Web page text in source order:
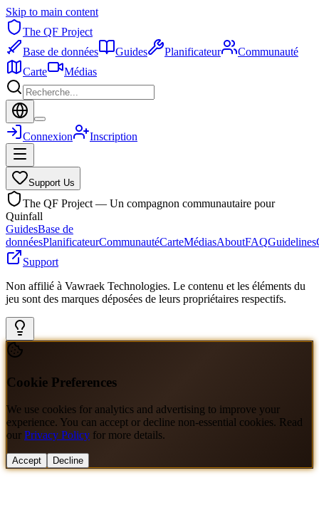
Skip to main content
The QF Project
Base de données
Guides Planificateur
Communauté
Carte
Médias
Connexion Inscription
Support Us
The QF Project — Un compagnon communautaire pour
Quinfall
GuidesBase de
donnéesPlanificateurCommunautéCarteMédiasAboutFAQGuidelines
Support
Non affilié à Vawraek Technologies. Le contenu et les éléments du
jeu sont des marques déposées de leurs propriétaires respectifs.
Cookie Preferences
We use cookies for analytics and advertising to improve your
experience. You can accept or decline non-essential cookies. Read
our Privacy Policy for more details.
Accept Decline